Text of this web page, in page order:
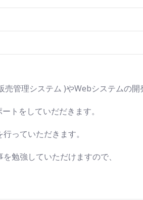
売管理システム )やWebシステムの開
トをしていだだきます。
っていただきます。
勉強していただけますので、